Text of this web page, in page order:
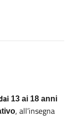
13 ai 18 anni
, all’insegna